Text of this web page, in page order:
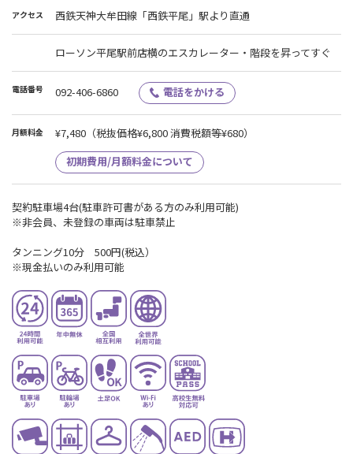
ご迷惑をお掛けいたしますが、何卒ご理解ご協力の程よろしくお願
いいたします。
アクセス 西鉄天神大牟田線「西鉄平尾」駅より直通
ローソン平尾駅前店横のエスカレーター・階段を昇ってすぐ
電話番号 092-406-6860 電話をかける
月額料金 ¥7,480 （税抜価格¥6,800 消費税額等¥680）
初期費用/月額料金について
契約駐車場4台(駐車許可書がある方のみ利用可能)
※非会員、未登録の車両は駐車禁止
タンニング10分 500円(税込）
※現金払いのみ利用可能